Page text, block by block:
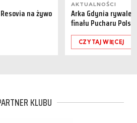
na żywo
AKTUALNOŚCI
Arka Gdynia
finału Pucharu Polski
CZYTAJ WIĘCEJ
KLUBU